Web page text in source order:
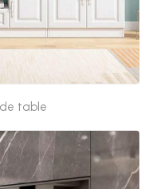
table